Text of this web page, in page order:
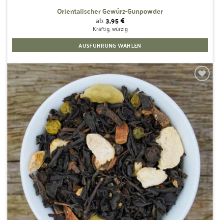
Orientalischer Gewürz-Gunpowder
ab:3,95€
Kräftig, würzig
AUSFÜHRUNG WÄHLEN
Dieses
Produkt
weist
mehrere
Varianten
auf.
Die
Optionen
können
auf
der
Produktseite
gewählt
werden
Zur
Wunschliste
hinzufügen